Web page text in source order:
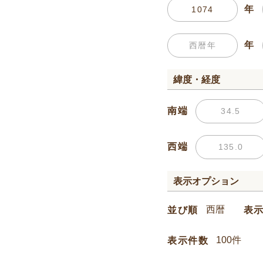
年
年
緯度・経度
南端
西端
表示オプション
並び順 表
表示件数